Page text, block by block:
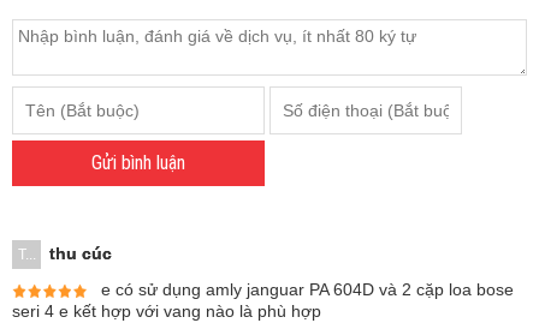
Gửi bình luận
T...
thu cúc
e có sử dụng amly janguar PA 604D và 2 cặp loa bose
seri 4 e kết hợp với vang nào là phù hợp